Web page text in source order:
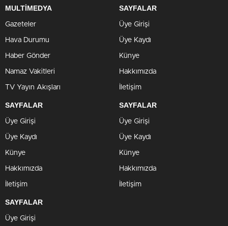
MULTİMEDYA
Gazeteler
Hava Durumu
Haber Gönder
Namaz Vakitleri
TV Yayın Akışları
SAYFALAR
Üye Girişi
Üye Kaydı
Künye
Hakkımızda
İletişim
SAYFALAR
Üye Girişi
Üye Kaydı
Künye
Hakkımızda
İletişim
SAYFALAR
Üye Girişi
Üye Kaydı
Künye
Hakkımızda
İletişim
SAYFALAR
Üye Girişi